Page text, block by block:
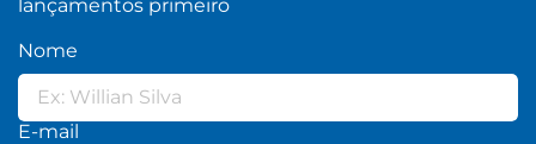
lançamentos primeiro
Nome
E-mail